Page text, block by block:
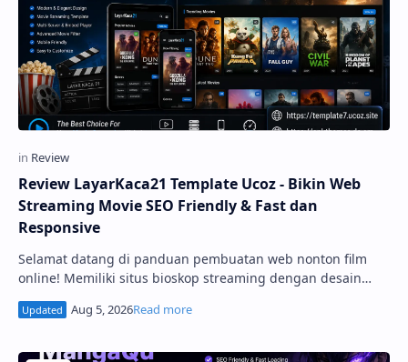
Review LayarKaca21 Template Ucoz - Bikin Web
Streaming Movie SEO Friendly & Fast dan
Responsive
Selamat datang di panduan pembuatan web nonton film
online! Memiliki situs bioskop streaming dengan desain
utama untuk menarik ribuan pengunjung harian. Jika Anda